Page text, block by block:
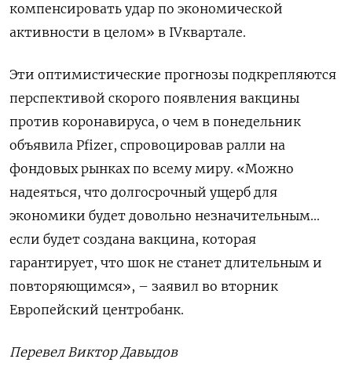
компенсировать удар по экономической
активности в целом» в IVквартале.
Эти оптимистические прогнозы подкрепляются
перспективой скорого появления вакцины
против коронавируса, о чем в понедельник
объявила Pfizer, спровоцировав ралли на
фондовых рынках по всему миру. «Можно
надеяться, что долгосрочный ущерб для
экономики будет довольно незначительным...
если будет создана вакцина, которая
гарантирует, что шок не станет длительным и
повторяющимся», – заявил во вторник
Европейский центробанк.
Перевел Виктор Давыдов